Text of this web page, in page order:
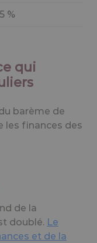
%
qui
barème de
les finances des
de la
doublé. Le
et de la